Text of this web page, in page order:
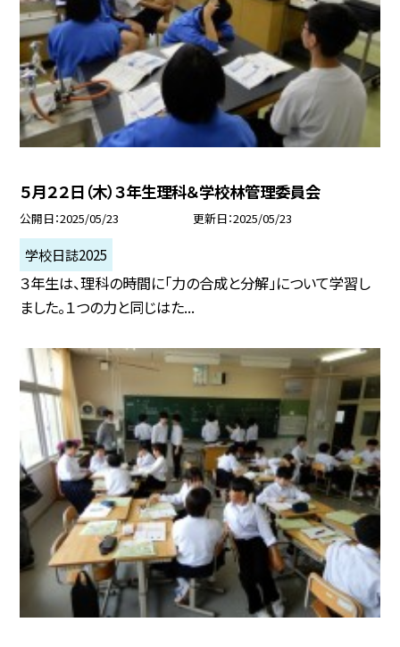
５月２２日（木）３年生理科＆学校林管理委員会
公開日 2025/05/23 更新日 2025/05/23
学校日誌2025
３年生は、理科の時間に「力の合成と分解」について学習し
ました。１つの力と同じはた...